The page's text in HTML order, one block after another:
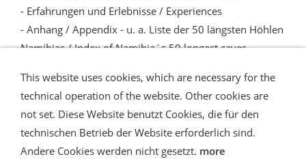
- Erfahrungen und Erlebnisse / Experiences
- Anhang / Appendix - u. a. Liste der 50 längsten Höhlen
Namibias / Index of Namibia´s 50 longest caves
Shipping and Payment
AGB / Terms
Widerrufsrecht
Datenschutz
Verbraucherhinweise
This website uses cookies, which are necessary for the
technical operation of the website. Other cookies are
not set. Diese Website benutzt Cookies, die für den
technischen Betrieb der Website erforderlich sind.
Andere Cookies werden nicht gesetzt. more